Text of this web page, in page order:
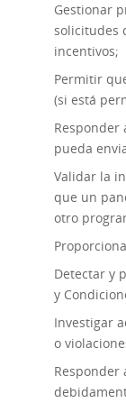
Gestionar
solicitudes
incentivos;
Permitir
(si está
Responder
pueda
Validar la
que un
otro
Detectar y
y
Investigar
o
Responder